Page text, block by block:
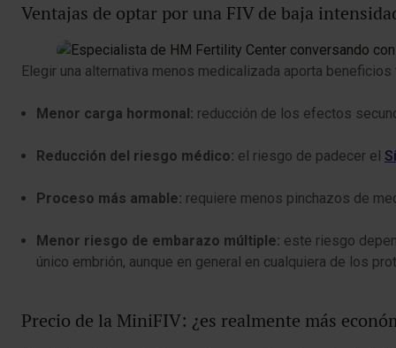
Ventajas de optar por una FIV de baja
Elegir una alternativa menos medicalizada aporta
Menor carga hormonal: reducción de los efectos
Reducción del riesgo médico: el riesgo de padecer el
Proceso más amable: requiere menos pinchazos de
Menor riesgo de embarazo múltiple: este riesgo
único embrión, aunque en general en cualquiera de los
Precio de la MiniFIV: ¿es realmente más